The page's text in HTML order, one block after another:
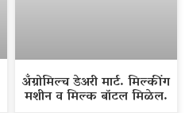
अँग्रोमिल्च डेअरी मार्ट. मिल्कींग
मशीन व मिल्क बॉटल मिळेल.